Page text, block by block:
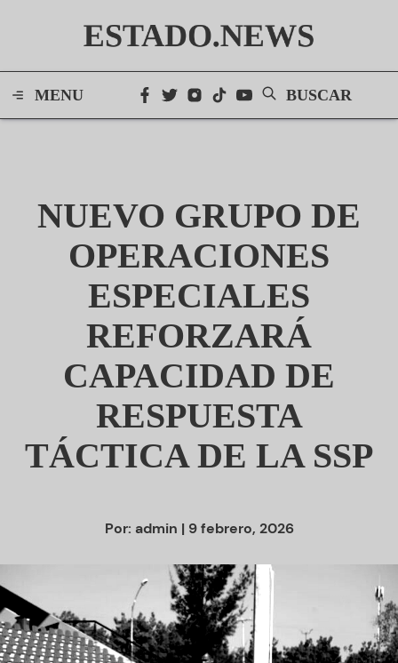
ESTADO.NEWS
MENU BUSCAR
NUEVO GRUPO DE
OPERACIONES
ESPECIALES
REFORZARÁ
CAPACIDAD DE
RESPUESTA
TÁCTICA DE LA SSP
Por: admin | 9 febrero, 2026